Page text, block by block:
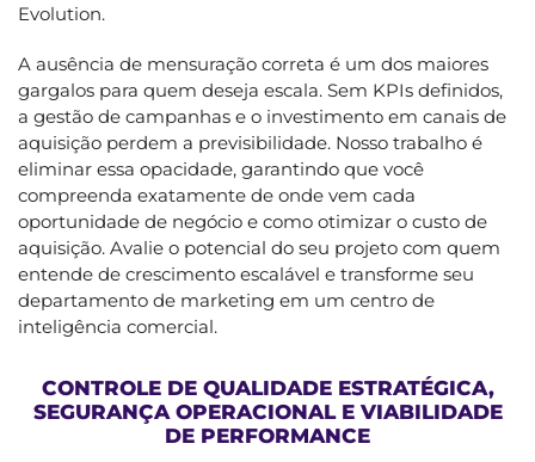
Evolution.
A ausência de mensuração correta é um dos maiores
gargalos para quem deseja escala. Sem KPIs definidos,
a gestão de campanhas e o investimento em canais de
aquisição perdem a previsibilidade. Nosso trabalho é
eliminar essa opacidade, garantindo que você
compreenda exatamente de onde vem cada
oportunidade de negócio e como otimizar o custo de
aquisição. Avalie o potencial do seu projeto com quem
entende de crescimento escalável e transforme seu
departamento de marketing em um centro de
inteligência comercial.
CONTROLE DE QUALIDADE ESTRATÉGICA,
SEGURANÇA OPERACIONAL E VIABILIDADE
DE PERFORMANCE